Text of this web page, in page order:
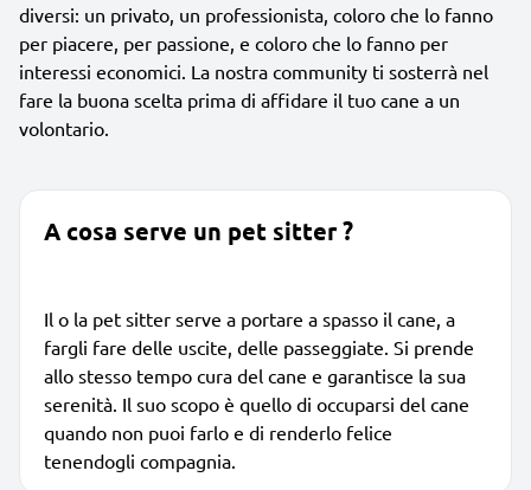
diversi: un privato, un professionista, coloro che lo fanno
per piacere, per passione, e coloro che lo fanno per
interessi economici. La nostra community ti sosterrà nel
fare la buona scelta prima di affidare il tuo cane a un
volontario.
A cosa serve un pet sitter ?
Il o la pet sitter serve a portare a spasso il cane, a
fargli fare delle uscite, delle passeggiate. Si prende
allo stesso tempo cura del cane e garantisce la sua
serenità. Il suo scopo è quello di occuparsi del cane
quando non puoi farlo e di renderlo felice
tenendogli compagnia.